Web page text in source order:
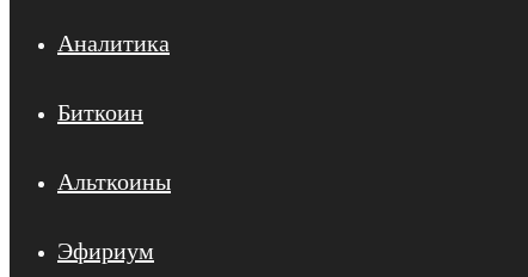
Аналитика
Биткоин
Альткоины
Эфириум